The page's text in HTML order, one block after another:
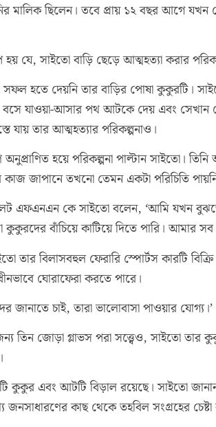
মালিক ছিলেন। তবে প্রায় ১২ বছর আগে যখন
হয় যে, সাইতো বাড়ি ছেড়ে আত্মহত্যা করার
সফল হতে দেয়নি তার বাড়ির পোষা কুকুরটি।
যাওয়া-আসার পথ আটকে দেয় এবং সেখান
যায় তার আত্মহত্যার পরিকল্পনাও।
হয়ে পরিকল্পনা পাল্টান সাইতো। তিনি
কাজ জাপানে তখনো তেমন একটা পরিচিতি
এফএনএন কে সাইতো বলেন, ‘আমি যখন
কুকুরদের বাঁচিয়ে কাটিয়ে দিতে পারি। আমার
তার বিলাসবহুল ফেরারি স্পোর্টস কারটি
ঘোরাফেরা করতে পারে।
জানাতে চাই, তারা ভালোবাসা পাওয়ার যোগ্য।’
তিন জোড়া গ্লাভস পরা সত্ত্বেও, সাইতো
কুকুর এবং আটটি বিড়াল রয়েছে। সাইতো
জনসাধারণের কাছ থেকে তহবিল সংগ্রহের